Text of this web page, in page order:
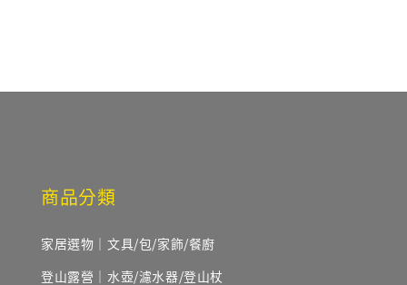
商品分類
家居選物｜文具/包/家飾/餐廚
登山露營｜水壺/濾水器/登山杖